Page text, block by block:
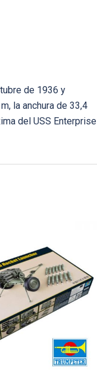
de 1936 y
la anchura de 33,4
del USS Enterprise